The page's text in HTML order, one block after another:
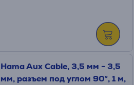
Hama Aux Cable, 3,5 мм - 3,5
мм, разъем под углом 90°, 1 м,